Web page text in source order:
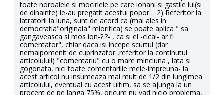
toate noroaiele si mocirlele pe care iohani si gastile lui(si
de dinainte) le-au pregatit acestui popor… 2) Referitor la
latratorii la luna, sunt de acord ca (mai ales in
democratia"originala" mioritica) se poate aplica " sa
gangaveasca si mos ion-?.?- , ca si el -cica!- ar fi
comentator", chiar daca isi incepe scurtul (dar
nemaipomenit de cuprinzator ,referitor la continutul
articolului!) "comentariu" cu o mare minciuna , lata si
gogonata, nici toate comentariile mele-impreuna- la
acest articol nu insumeaza mai mult de 1/2 din lungimea
articolului, eventual cu acest ultim, sa se ajunga la un
procent de pe langa 75%, oricum nu vad nicio problema,